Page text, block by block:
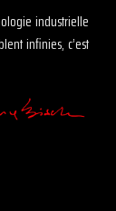
industrielle
infinies, c’est